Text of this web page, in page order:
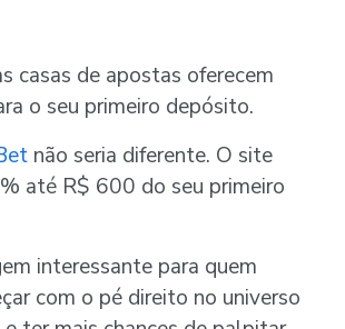
casas de apostas oferecem
o seu primeiro depósito.
não seria diferente. O site
até R$ 600 do seu primeiro
interessante para quem
com o pé direito no universo